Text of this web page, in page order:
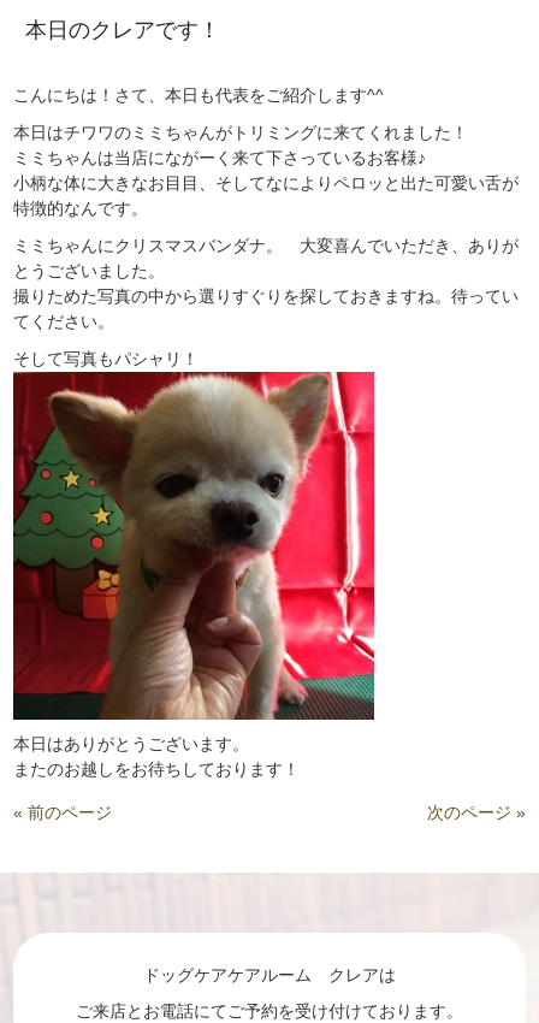
本日のクレアです！
こんにちは！さて、本日も代表をご紹介します^^
本日はチワワのミミちゃんがトリミングに来てくれました！
ミミちゃんは当店にながーく来て下さっているお客様♪
小柄な体に大きなお目目、そしてなによりペロッと出た可愛い舌が
特徴的なんです。
ミミちゃんにクリスマスバンダナ。 大変喜んでいただき、ありが
とうございました。
撮りためた写真の中から選りすぐりを探しておきますね。待ってい
てください。
そして写真もパシャリ！
本日はありがとうございます。
またのお越しをお待ちしております！
« 前のページ 次のページ »
ドッグケアケアルーム クレアは
ご来店とお電話にてご予約を受け付けております。